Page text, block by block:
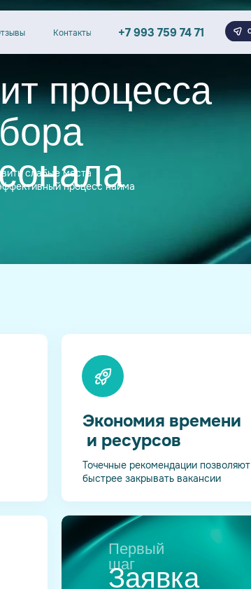
Контакты +7 993 759 74 71
процесса
слабые места
процесс найма
Первый
шаг
Заявка
Точечные рекомендации позволяют
быстрее закрывать вакансии
Экономия времени
и ресурсов